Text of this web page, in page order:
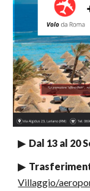
▶ Dal 13 al 20
▶
Villaggio/